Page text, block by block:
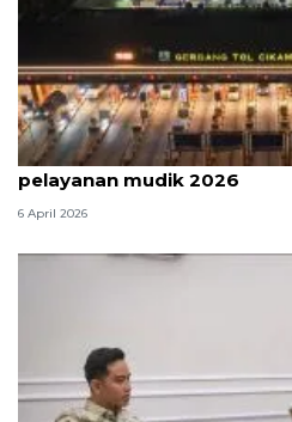
Survei: 88,8 persen
pelayanan mudik 2026
6 April 2026